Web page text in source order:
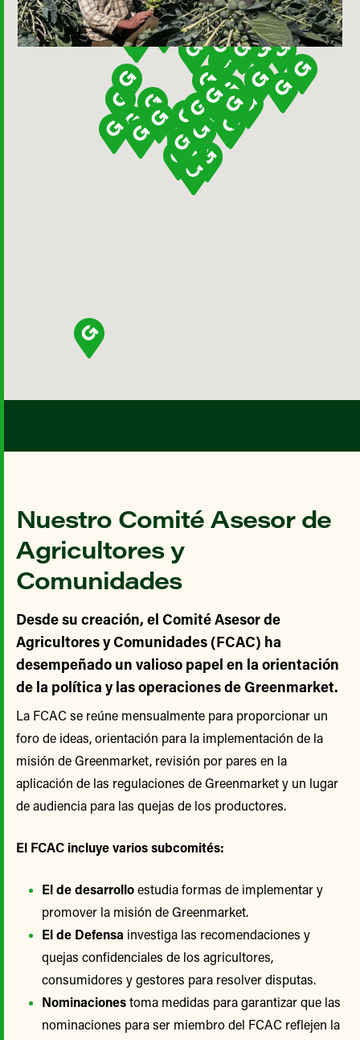
Nuestro Comité Asesor de
Agricultores y
Comunidades
Desde su creación, el Comité Asesor de
Agricultores y Comunidades (FCAC) ha
desempeñado un valioso papel en la orientación
de la política y las operaciones de Greenmarket.
La FCAC se reúne mensualmente para proporcionar un
foro de ideas, orientación para la implementación de la
misión de Greenmarket, revisión por pares en la
aplicación de las regulaciones de Greenmarket y un lugar
de audiencia para las quejas de los productores.
El FCAC incluye varios subcomités:
El de desarrolloestudia formas de implementar y
promover la misión de Greenmarket.
El de Defensa investiga las recomendaciones y
quejas confidenciales de los agricultores,
consumidores y gestores para resolver disputas.
Nominacionestoma medidas para garantizar que las
nominaciones para ser miembro del FCAC reflejen la